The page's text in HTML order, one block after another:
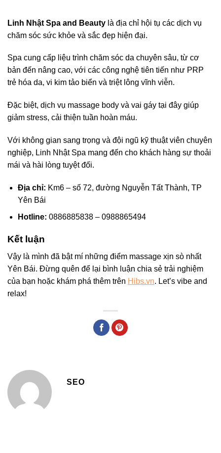
Linh Nhật Spa and Beauty là địa chỉ hội tụ các dịch vụ
chăm sóc sức khỏe và sắc đẹp hiện đại.
Spa cung cấp liệu trình chăm sóc da chuyên sâu, từ cơ
bản đến nâng cao, với các công nghệ tiên tiến như PRP
trẻ hóa da, vi kim tảo biển và triệt lông vĩnh viễn.
Đặc biệt, dịch vụ massage body và vai gáy tại đây giúp
giảm stress, cải thiện tuần hoàn máu.
Với không gian sang trọng và đội ngũ kỹ thuật viên chuyên
nghiệp, Linh Nhật Spa mang đến cho khách hàng sự thoải
mái và hài lòng tuyệt đối.
Địa chỉ: Km6 – số 72, đường Nguyễn Tất Thành, TP
Yên Bái
Hotline: 0886885838 – 0988865494
Kết luận
Vậy là mình đã bật mí những điểm massage xịn sò nhất
Yên Bái. Đừng quên để lại bình luận chia sẻ trải nghiệm
của bạn hoặc khám phá thêm trên Hibs.vn. Let’s vibe and
relax!
SEO